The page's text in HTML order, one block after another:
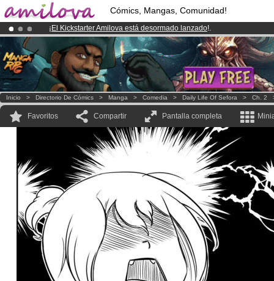
Cómics, Mangas, Comunidad!
¡ El Kickstarter Amilova está desormado lanzado!.
¡Conviertete en Premium por3.95 eurosal mes!Hazte Premium ya
¡Ya tenemos 134393miembrosy 1208 Cómics y Mangas!.
Inicio > Directorio De Cómics > Manga > Comedia > Daily Life Of Sefora > Ch. 2
Favoritos Compartir Pantalla completa